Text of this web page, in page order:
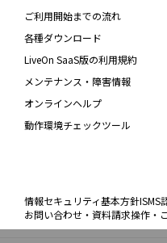
ご利用開始までの流れ
各種ダウンロード
LiveOn SaaS版の利用規約
メンテナンス・障害情報
オンラインヘルプ
動作環境チェックツール
情報セキュリティ基本方針ISMS
お問い合わせ・資料請求操作・